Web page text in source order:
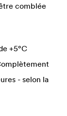
comblée
+5°C
- selon la